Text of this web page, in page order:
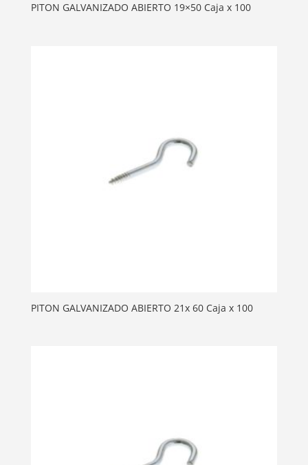
PITON GALVANIZADO ABIERTO 19×50 Caja x 100
PITON GALVANIZADO ABIERTO 21x 60 Caja x 100